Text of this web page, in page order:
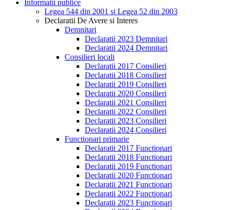
Informatii publice
Legea 544 din 2001 si Legea 52 din 2003
Declaratii De Avere si Interes
Demnitari
Declaratii 2023 Demnitari
Declaratii 2024 Demnitari
Consilieri locali
Declaratii 2017 Consilieri
Declaratii 2018 Consilieri
Declaratii 2019 Consilieri
Declaratii 2020 Consilieri
Declaratii 2021 Consilieri
Declaratii 2022 Consilieri
Declaratii 2023 Consilieri
Declaratii 2024 Consilieri
Functionari primarie
Declaratii 2017 Functionari
Declaratii 2018 Functionari
Declaratii 2019 Functionari
Declaratii 2020 Functionari
Declaratii 2021 Functionari
Declaratii 2022 Functionari
Declaratii 2023 Functionari